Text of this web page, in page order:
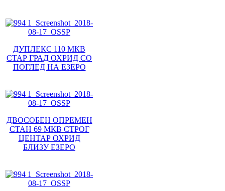
ДУПЛЕКС 110 МКВ
СТАР ГРАД ОХРИД СО
ПОГЛЕД НА ЕЗЕРО
ДВОСОБЕН ОПРЕМЕН
СТАН 69 МКВ СТРОГ
ЦЕНТАР ОХРИД
БЛИЗУ ЕЗЕРО